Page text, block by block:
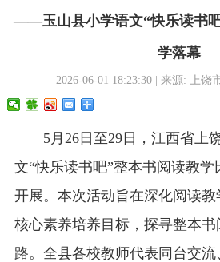
——玉山县小学语文“快乐读书
学落幕
2026-06-01 18:23:30 | 来源: 上饶
5月26日至29日，江西省上
文“快乐读书吧”整本书阅读教学
开展。本次活动旨在深化阅读
核心素养培养目标，探寻整本
路。全县各校教师代表同台交